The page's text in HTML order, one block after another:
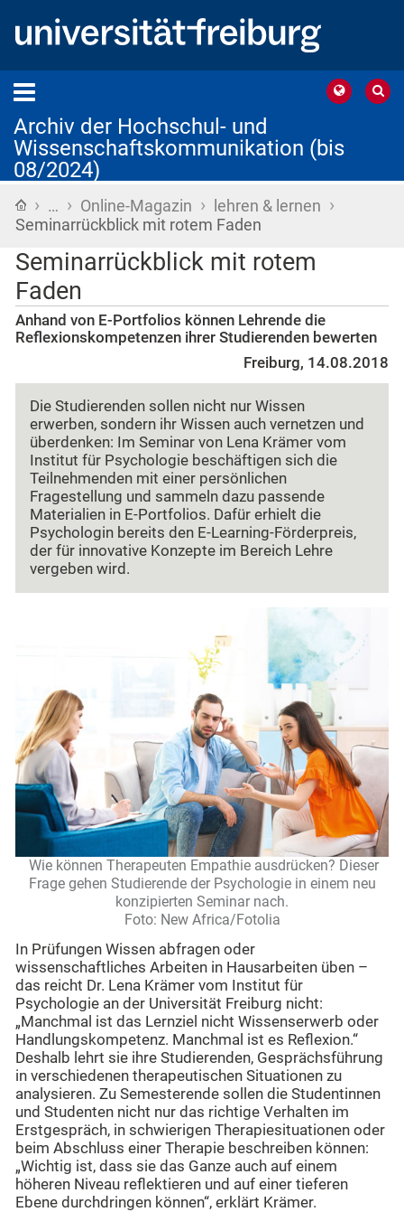
Archiv der Hochschul- und
Wissenschaftskommunikation (bis
08/2024)
Startseite
› … › Online-Magazin › lehren & lernen ›
Seminarrückblick mit rotem Faden
Seminarrückblick mit rotem
Faden
Anhand von E-Portfolios können Lehrende die
Reflexionskompetenzen ihrer Studierenden bewerten
Freiburg, 14.08.2018
Die Studierenden sollen nicht nur Wissen
erwerben, sondern ihr Wissen auch vernetzen und
überdenken: Im Seminar von Lena Krämer vom
Institut für Psychologie beschäftigen sich die
Teilnehmenden mit einer persönlichen
Fragestellung und sammeln dazu passende
Materialien in E-Portfolios. Dafür erhielt die
Psychologin bereits den E-Learning-Förderpreis,
der für innovative Konzepte im Bereich Lehre
vergeben wird.
Wie können Therapeuten Empathie ausdrücken? Dieser
Frage gehen Studierende der Psychologie in einem neu
konzipierten Seminar nach.
Foto: New Africa/Fotolia
In Prüfungen Wissen abfragen oder
wissenschaftliches Arbeiten in Hausarbeiten üben –
das reicht Dr. Lena Krämer vom Institut für
Psychologie an der Universität Freiburg nicht:
„Manchmal ist das Lernziel nicht Wissenserwerb oder
Handlungskompetenz. Manchmal ist es Reflexion.“
Deshalb lehrt sie ihre Studierenden, Gesprächsführung
in verschiedenen therapeutischen Situationen zu
analysieren. Zu Semesterende sollen die Studentinnen
und Studenten nicht nur das richtige Verhalten im
Erstgespräch, in schwierigen Therapiesituationen oder
beim Abschluss einer Therapie beschreiben können:
„Wichtig ist, dass sie das Ganze auch auf einem
höheren Niveau reflektieren und auf einer tieferen
Ebene durchdringen können“, erklärt Krämer.